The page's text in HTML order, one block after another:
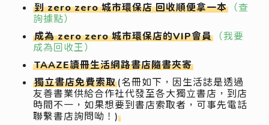
到 zero zero 城市環保店 回收順便拿一本
（查
詢據點）
成為 zero zero 城市環保店的VIP會員
（我要
成為回收王）
TAAZE讀冊生活網路書店隨書夾寄
獨立書店免費索取 (名冊如下，因生活誌是透過
友善書業供給合作社代發至各大獨立書店，到店
時間不一，如果想要到書店索取者，可事先電話
聯繫書店詢問呦！)